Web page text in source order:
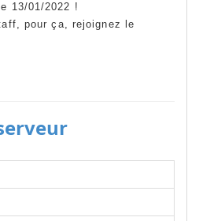
13/01/2022 !
pour ça, rejoignez le